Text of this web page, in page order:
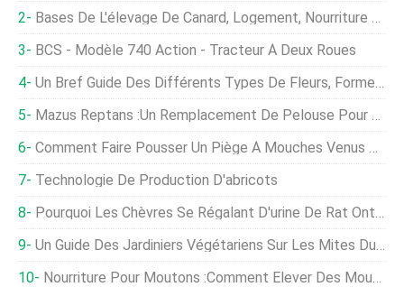
Bases De L'élevage De Canard, Logement, Nourriture Pour Les Œufs, Moi À
BCS - Modèle 740 Action - Tracteur À Deux Roues
Un Bref Guide Des Différents Types De Fleurs, Formes, Et Modèles De Croissance
Mazus Reptans :un Remplacement De Pelouse Pour Les Débutants
Comment Faire Pousser Un Piège À Mouches Venus Comme Plante D'intérieur
Technologie De Production D'abricots
Pourquoi Les Chèvres Se Régalant D'urine De Rat Ont Du Sens
Un Guide Des Jardiniers Végétariens Sur Les Mites Du Chou, Papillons, Et Chenilles
Nourriture Pour Moutons :comment Élever Des Moutons